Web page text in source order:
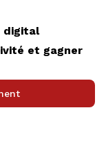
digital
et gagner